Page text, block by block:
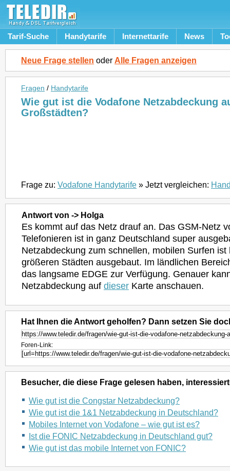
Tarif-Suche Handytarife Internettarife News
Neue Frage stellen oder Alle Fragen anzeigen
Fragen / Handytarife
Wie gut ist die Vodafone Netzabdeckung
Großstädten?
Frage zu: Vodafone Handytarife » Jetzt vergleichen:
Antwort von -> Holga
Es kommt auf das Netz drauf an. Das GSM-Netz
Telefonieren ist in ganz Deutschland super
Netzabdeckung zum schnellen, mobilen Surfen ist
größeren Städten ausgebaut. Im ländlichen
das langsame EDGE zur Verfügung. Genauer
Netzabdeckung auf dieser Karte anschauen.
Hat Ihnen die Antwort geholfen? Dann setzen Sie
Foren-Link:
Besucher, die diese Frage gelesen haben,
Wie gut ist die Congstar Netzabdeckung?
Wie gut ist die 1&1 Netzabdeckung in Deutschland?
Mobiles Internet von Vodafone – wie gut ist es?
Ist die FONIC Netzabdeckung in Deutschland gut?
Wie gut ist das mobile Internet von FONIC?